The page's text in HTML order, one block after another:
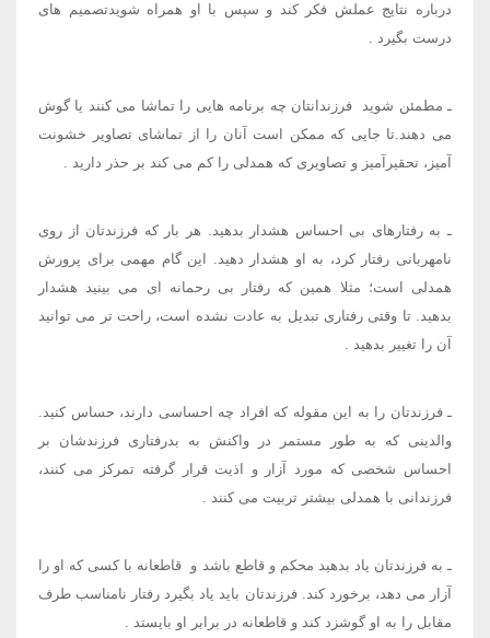
درباره نتایج عملش فکر کند و سپس با او همراه شوید​تصمیم های
درست بگیرد .
ـ مطمئن شوید ​ فرزندانتان چه برنامه هایی را تماشا می کنند یا گوش
می دهند.تا جایی که ممکن است آنان را از تماشای تصاویر خشونت
آمیز، تحقیرآمیز و تصاویری که همدلی را کم می کند بر حذر دارید .
ـ به رفتارهای بی احساس هشدار بدهید. هر بار که فرزندتان از روی
نامهربانی رفتار کرد، به او هشدار دهید. این گام مهمی برای پرورش
همدلی است؛ مثلا همین که رفتار بی رحمانه ای می بینید هشدار
بدهید. تا وقتی رفتاری تبدیل به عادت نشده است، راحت تر می توانید
آن را تغییر بدهید .
ـ فرزندتان را به این مقوله که افراد چه احساسی دارند، حساس کنید.
والدینی که به طور مستمر در واکنش به بدرفتاری فرزندشان بر
احساس شخصی که مورد آزار و اذیت قرار گرفته تمرکز می کنند،
فرزندانی با همدلی بیشتر تربیت می کنند .
ـ به فرزندتان یاد بدهید محکم و قاطع باشد و ​ قاطعانه با کسی که او را
آزار می دهد، برخورد کند. فرزندتان باید یاد بگیرد رفتار نامناسب طرف
مقابل را به او گوشزد کند و قاطعانه در برابر او بایستد .